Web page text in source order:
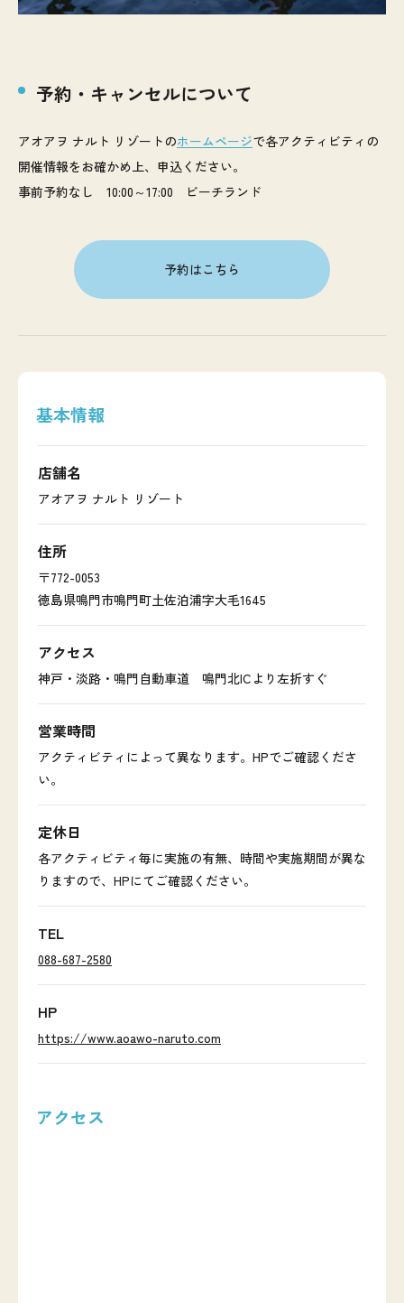
予約・キャンセルについて
アオアヲ ナルト リゾートのホームページで各アクティビティの
開催情報をお確かめ上、申込ください。
事前予約なし 10:00～17:00 ビーチランド
予約はこちら
基本情報
店舗名
アオアヲ ナルト リゾート
住所
〒772-0053
徳島県鳴門市鳴門町土佐泊浦字大毛1645
アクセス
神戸・淡路・鳴門自動車道 鳴門北ICより左折すぐ
営業時間
アクティビティによって異なります。HPでご確認くださ
い。
定休日
各アクティビティ毎に実施の有無、時間や実施期間が異な
りますので、HPにてご確認ください。
TEL
088-687-2580
HP
https://www.aoawo-naruto.com
アクセス